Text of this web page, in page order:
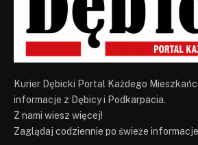
Kurier Dębicki Portal Każdego
informacje z Dębicy i Podkarpacia.
Z nami wiesz więcej!
Zaglądaj codziennie po świeże